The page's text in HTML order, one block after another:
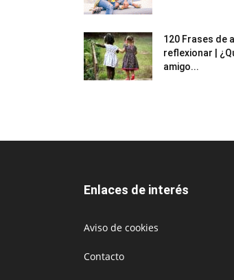
120 Frases de
reflexionar |
amigo...
Enlaces de interés
Aviso de cookies
Contacto